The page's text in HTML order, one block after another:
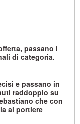
passano i
di categoria.
e passano in
raddoppio su
che con
al portiere